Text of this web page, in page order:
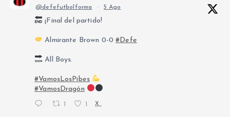
@defefutbolforma · 5 Ago
¡Final del partido!
Almirante Brown 0-0#Defe
All Boys.
#VamosLosPibes
#VamosDragón
1 1 X